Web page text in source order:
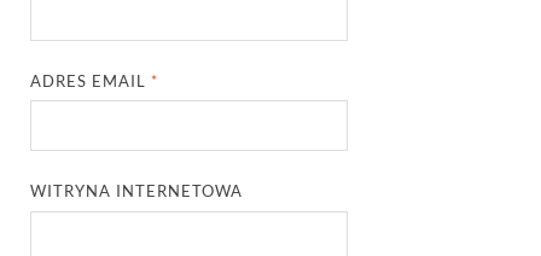
ADRES EMAIL *
WITRYNA INTERNETOWA